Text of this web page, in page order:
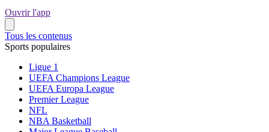
Ouvrir l'app
Tous les contenus
Sports populaires
Ligue 1
UEFA Champions League
UEFA Europa League
Premier League
NFL
NBA Basketball